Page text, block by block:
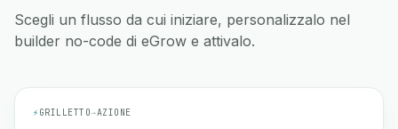
Scegli un flusso da cui iniziare, personalizzalo nel
builder no-code di eGrow e attivalo.
⚡ GRILLETTO→AZIONE